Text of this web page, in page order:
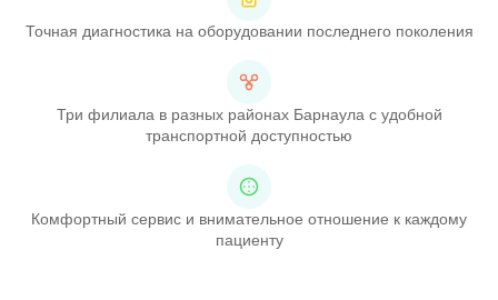
Точная диагностика на оборудовании последнего поколения
Три филиала в разных районах Барнаула с удобной
транспортной доступностью
Комфортный сервис и внимательное отношение к каждому
пациенту